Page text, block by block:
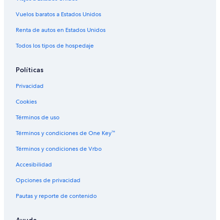
Cabañas en Hermitage
Casas de campo en Hermitage
Apartamentos en Hermitage
Vuelos baratos a Estados Unidos
Renta de autos en Estados Unidos
Todos los tipos de hospedaje
Políticas
Privacidad
Cookies
Términos de uso
Términos y condiciones de One Key™
Términos y condiciones de Vrbo
Accesibilidad
Opciones de privacidad
Pautas y reporte de contenido